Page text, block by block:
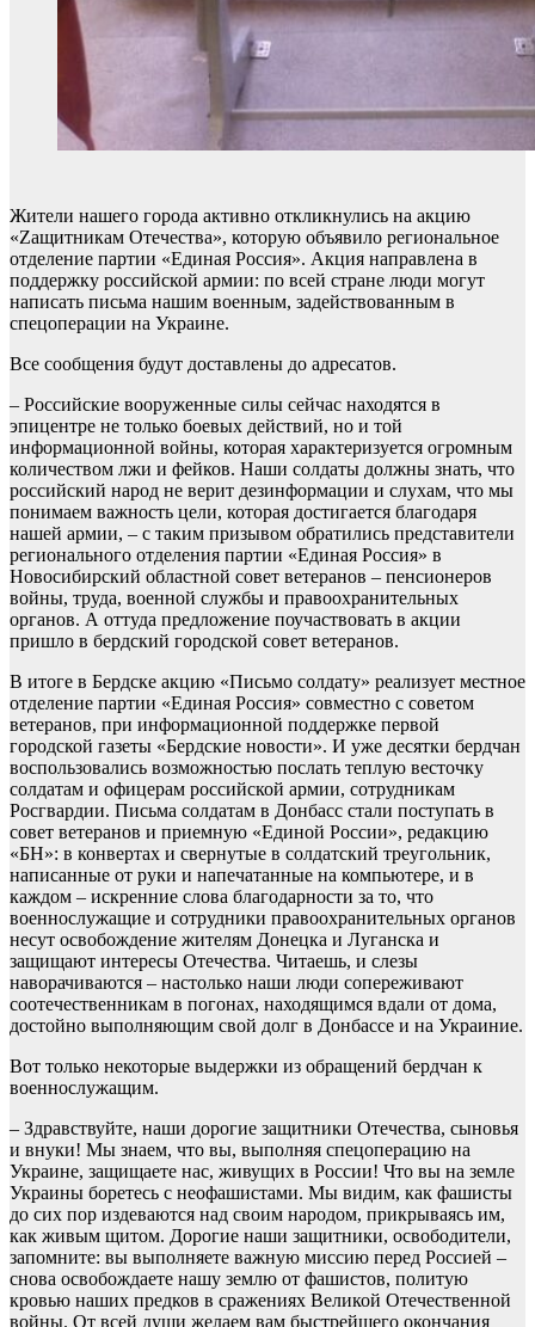
Жители нашего города активно откликнулись на акцию
«Zащитникам Отечества», которую объявило региональное
отделение партии «Единая Россия». Акция направлена в
поддержку российской армии: по всей стране люди могут
написать письма нашим военным, задействованным в
спецоперации на Украине.
Все сообщения будут доставлены до адресатов.
– Российские вооруженные силы сейчас находятся в
эпицентре не только боевых действий, но и той
информационной войны, которая характеризуется огромным
количеством лжи и фейков. Наши солдаты должны знать, что
российский народ не верит дезинформации и слухам, что мы
понимаем важность цели, которая достигается благодаря
нашей армии, – с таким призывом обратились представители
регионального отделения партии «Единая Россия» в
Новосибирский областной совет ветеранов – пенсионеров
войны, труда, военной службы и правоохранительных
органов. А оттуда предложение поучаствовать в акции
пришло в бердский городской совет ветеранов.
В итоге в Бердске акцию «Письмо солдату» реализует местное
отделение партии «Единая Россия» совместно с советом
ветеранов, при информационной поддержке первой
городской газеты «Бердские новости». И уже десятки бердчан
воспользовались возможностью послать теплую весточку
солдатам и офицерам российской армии, сотрудникам
Росгвардии. Письма солдатам в Донбасс стали поступать в
совет ветеранов и приемную «Единой России», редакцию
«БН»: в конвертах и свернутые в солдатский треугольник,
написанные от руки и напечатанные на компьютере, и в
каждом – искренние слова благодарности за то, что
военнослужащие и сотрудники правоохранительных органов
несут освобождение жителям Донецка и Луганска и
защищают интересы Отечества. Читаешь, и слезы
наворачиваются – настолько наши люди сопереживают
соотечественникам в погонах, находящимся вдали от дома,
достойно выполняющим свой долг в Донбассе и на Украиние.
Вот только некоторые выдержки из обращений бердчан к
военнослужащим.
– Здравствуйте, наши дорогие защитники Отечества, сыновья
и внуки! Мы знаем, что вы, выполняя спецоперацию на
Украине, защищаете нас, живущих в России! Что вы на земле
Украины боретесь с неофашистами. Мы видим, как фашисты
до сих пор издеваются над своим народом, прикрываясь им,
как живым щитом. Дорогие наши защитники, освободители,
запомните: вы выполняете важную миссию перед Россией –
снова освобождаете нашу землю от фашистов, политую
кровью наших предков в сражениях Великой Отечественной
войны. От всей души желаем вам быстрейшего окончания